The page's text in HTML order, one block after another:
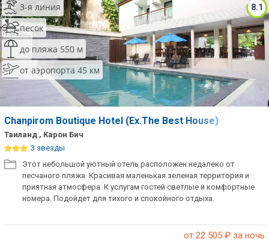
8.1
3-я линия
песок
до пляжа 550 м
от аэропорта 45 км
Chanpirom Boutique Hotel (Ex.The Best House)
Таиланд , Карон Бич
3 звезды
Этот небольшой уютный отель расположен недалеко от
песчаного пляжа. Красивая маленькая зеленая территория и
приятная атмосфера. К услугам гостей светлые и комфортные
номера. Подойдет для тихого и спокойного отдыха.
от 22 505 ₽ за ночь